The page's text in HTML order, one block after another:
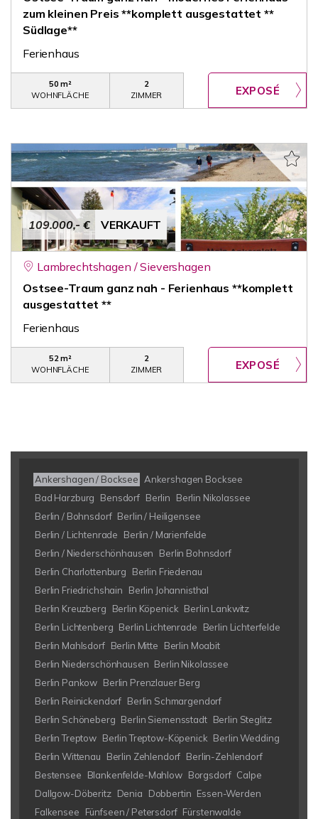
zum kleinen Preis **komplett ausgestattet **
Südlage**
Ferienhaus
50 m²
WOHNFLÄCHE
2
ZIMMER
109.000,- € VERKAUFT
Lambrechtshagen / Sievershagen
Ostsee-Traum ganz nah - Ferienhaus **komplett
ausgestattet **
Ferienhaus
52 m²
WOHNFLÄCHE
2
ZIMMER
Ankershagen / Bocksee
Ankershagen Bocksee
Bad Harzburg
Bensdorf Berlin
Berlin Nikolassee
Berlin / Bohnsdorf Berlin / Heiligensee
Berlin / Lichtenrade
Berlin / Marienfelde
Berlin / Niederschönhausen
Berlin Bohnsdorf
Berlin Charlottenburg
Berlin Friedenau
Berlin Friedrichshain
Berlin Johannisthal
Berlin Kreuzberg
Berlin Köpenick Berlin Lankwitz
Berlin Lichtenberg Berlin Lichtenrade
Berlin Lichterfelde
Berlin Mahlsdorf Berlin Mitte
Berlin Moabit
Berlin Niederschönhausen Berlin Nikolassee
Berlin Pankow Berlin Prenzlauer Berg
Berlin Reinickendorf Berlin Schmargendorf
Berlin Schöneberg Berlin Siemensstadt Berlin Steglitz
Berlin Treptow Berlin Treptow-Köpenick Berlin Wedding
Berlin Wittenau
Berlin Zehlendorf Berlin-Zehlendorf
Bestensee
Blankenfelde-Mahlow Borgsdorf Calpe
Dallgow-Döberitz Denia Dobbertin Essen-Werden
Falkensee
Fünfseen / Petersdorf Fürstenwalde